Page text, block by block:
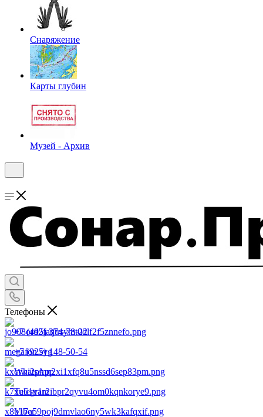
Снаряжение
Карты глубин
Музей - Архив
Телефоны
+7 (495) 374-78-22
+7 (925) 148-50-54
WhatsApp
Telegram
Viber